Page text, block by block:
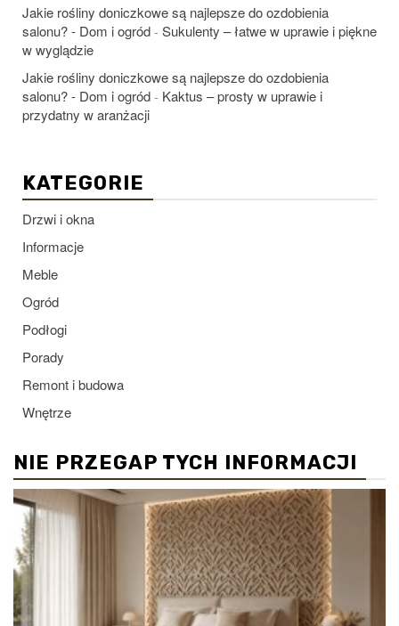
Jakie rośliny doniczkowe są najlepsze do ozdobienia
salonu? - Dom i ogród - Sukulenty – łatwe w uprawie i piękne
w wyglądzie
Jakie rośliny doniczkowe są najlepsze do ozdobienia
salonu? - Dom i ogród - Kaktus – prosty w uprawie i
przydatny w aranżacji
KATEGORIE
Drzwi i okna
Informacje
Meble
Ogród
Podłogi
Porady
Remont i budowa
Wnętrze
NIE PRZEGAP TYCH INFORMACJI